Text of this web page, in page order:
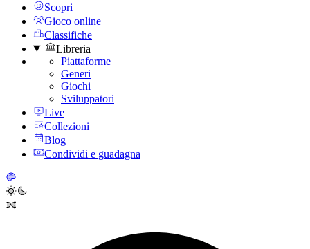
Scopri
Gioco online
Classifiche
Libreria
Piattaforme
Generi
Giochi
Sviluppatori
Live
Collezioni
Blog
Condividi e guadagna